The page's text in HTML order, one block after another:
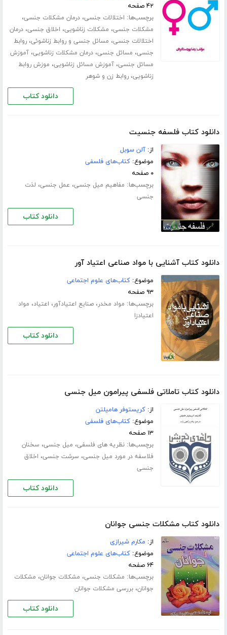
۴۲ صفحه
برچسب‌ها: اختلالات جنسی،درمان مشکلات جنسی،
مشکلات جنسی، مشکلات زناشویی، اخلاق جنسی،درمان
اختلالات جنسی، مسائل جنسی و روابط زناشوئی،روابط
جنسی، مسائل جنسی،درمان مشکلات زناشویی،آموزش
مسائل جنسی،آموزش مسائل زناشویی، موزش روابط
زناشویی،روابط زن و شوهر
دانلود کتاب
دانلود کتاب فلسفه جنسیت
از:آلن سوبل
موضوع:کتاب‌های فلسفی
۰ صفحه
برچسب‌ها: مفاهیم میل جنسی، عمل جنسی، لذت
جنسی
دانلود کتاب
دانلود کتاب آشنایی با مواد صناعی اعتیاد آور
موضوع:کتاب‌های علوم اجتماعی
۹۳ صفحه
برچسب‌ها: مواد مخدر،صنایع اعتیادآور، اعتیاد، مواد
اعتیادزا
دانلود کتاب
دانلود کتاب تاملاتی فلسفی پیرامون میل جنسی
از:کریستوفر هامیلتن
موضوع:کتاب‌های فلسفی
۱۳ صفحه
برچسب‌ها:نظریه های فلسفی، میل جنسی، سخنان
فلاسفه در مورد میل جنسی، سرشت جنسی، اخلاق
جنسی
دانلود کتاب
دانلود کتاب مشکلات جنسی جوانان
از: مکارم شیرازی
موضوع:کتاب‌های علوم اجتماعی
۶۴ صفحه
برچسب‌ها: مشکلات جنسی، مشکلات جوانان، مشکلات
جوانان،بررسی مشکلات جوانان
دانلود کتاب